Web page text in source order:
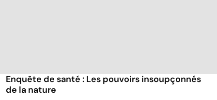
Enquête de santé : Les pouvoirs insoupçonnés
de la nature